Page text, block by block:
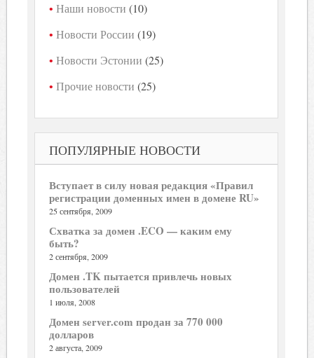
Наши новости (10)
Новости России (19)
Новости Эстонии (25)
Прочие новости (25)
ПОПУЛЯРНЫЕ НОВОСТИ
Вступает в силу новая редакция «Правил
регистрации доменных имен в домене RU»
25 сентября, 2009
Схватка за домен .ECO — каким ему
быть?
2 сентября, 2009
Домен .TK пытается привлечь новых
пользователей
1 июля, 2008
Домен server.com продан за 770 000
долларов
2 августа, 2009